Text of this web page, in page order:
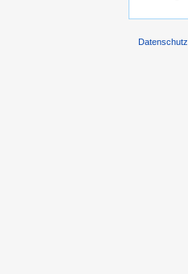
Datenschutz